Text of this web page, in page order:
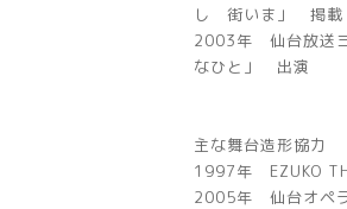
し 街いま」 掲載
2003年 仙台放送
なひと」 出演
主な舞台造形協力
1997年 EZUKO
2005年 仙台オペラ